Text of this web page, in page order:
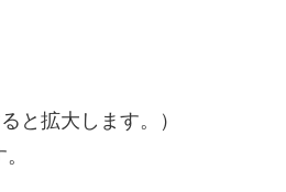
と拡大します。）